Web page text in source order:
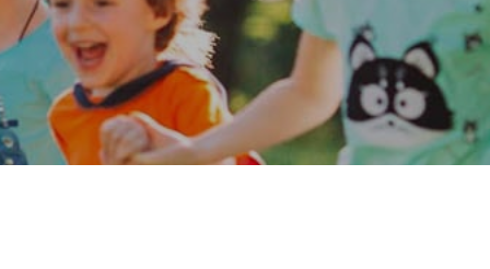
Grupo de Trabajo con Familiares
Equipo multdisciplinar
Terapia de pareja